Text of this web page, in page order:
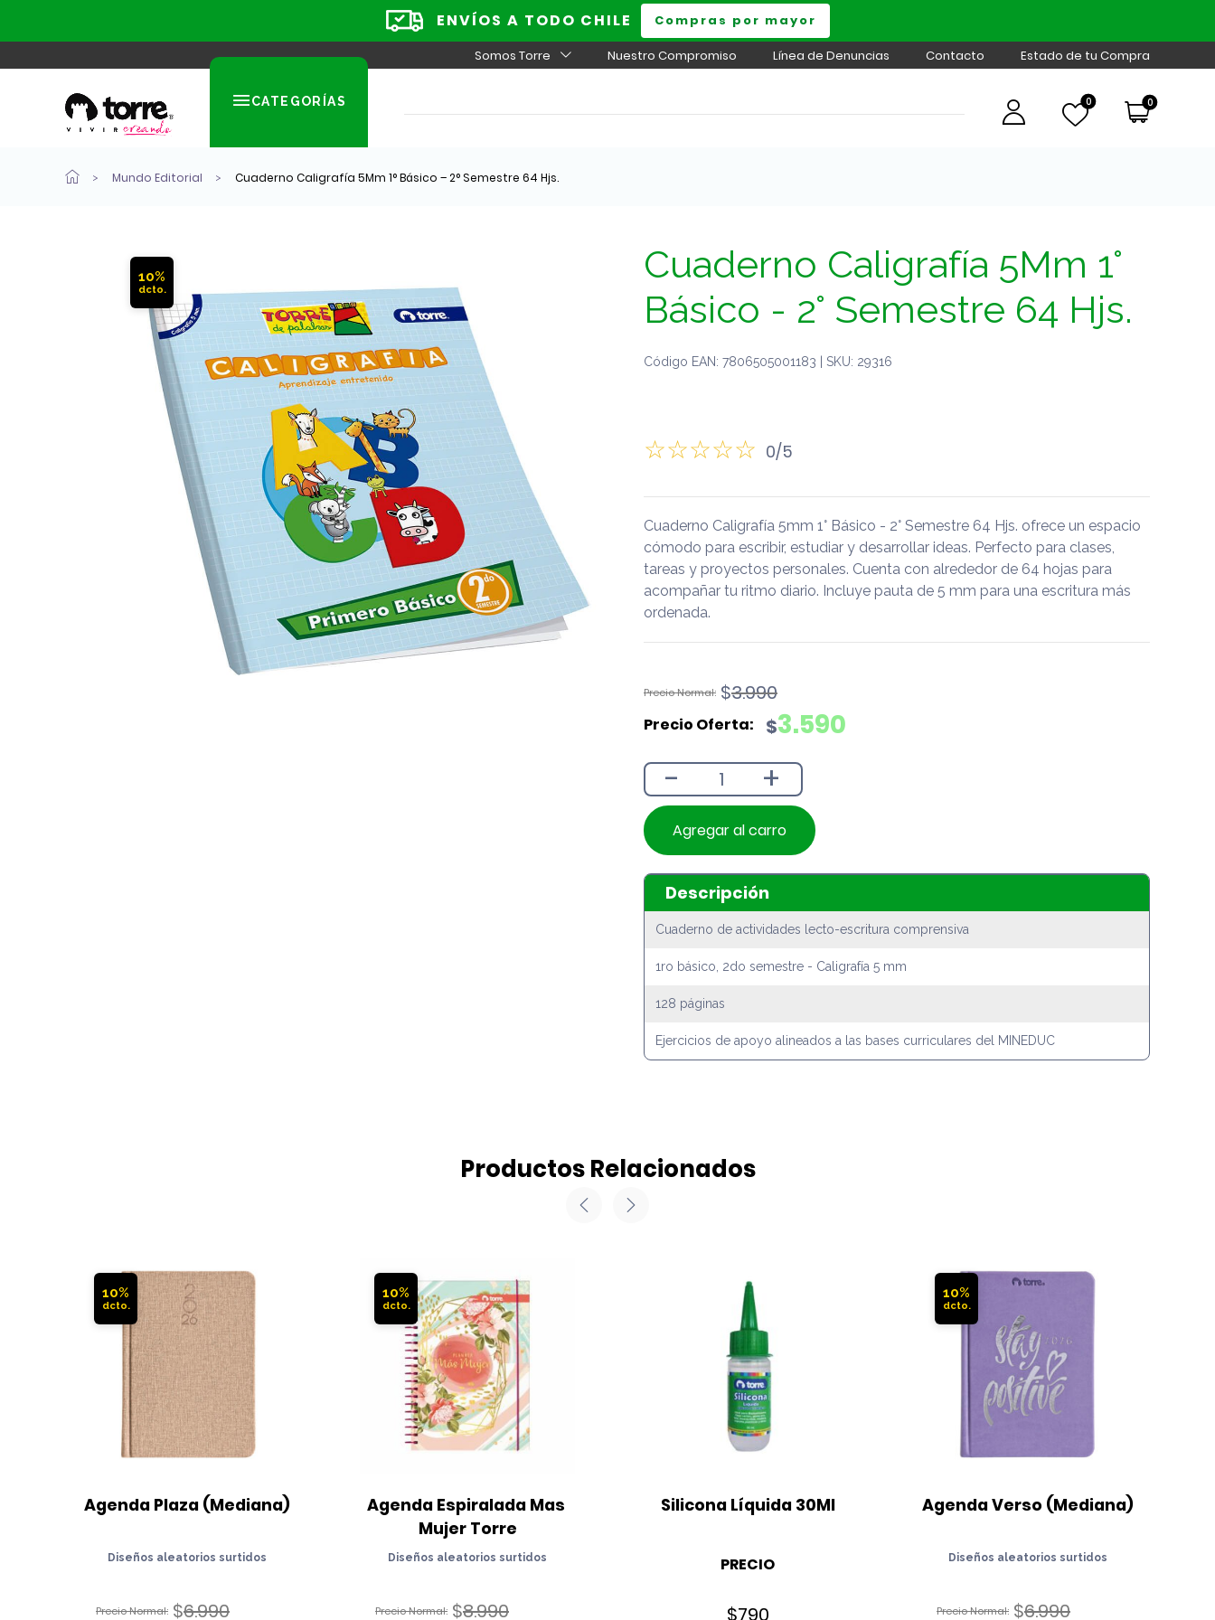
ENVÍOS A TODO CHILE Compras por mayor
Somos Torre Nuestro Compromiso Línea de Denuncias Contacto Estado de tu Compra
CATEGORÍAS 0 0
Mundo Editorial Cuaderno Caligrafía 5Mm 1° Básico – 2° Semestre 64 Hjs.
10%
Cuaderno Caligrafía 5Mm 1°
Básico - 2° Semestre 64 Hjs.
Código EAN: 7806505001183 | SKU: 29316
0/5
Cuaderno Caligrafía 5mm 1° Básico - 2° Semestre 64 Hjs. ofrece un espacio
cómodo para escribir, estudiar y desarrollar ideas. Perfecto para clases,
tareas y proyectos personales. Cuenta con alrededor de 64 hojas para
acompañar tu ritmo diario. Incluye pauta de 5 mm para una escritura más
ordenada.
$3.990
El
original
$3.990.
$3.590
El
actual
$3.590.
- +
Agregar al carro
Descripción
Cuaderno de actividades lecto-escritura comprensiva
1ro básico, 2do semestre - Caligrafía 5 mm
128 páginas
Ejercicios de apoyo alineados a las bases curriculares del MINEDUC
Productos Relacionados
10%
Agenda Plaza (Mediana)
Diseños aleatorios surtidos
$6.990
10%
Agenda Espiralada Mas
Mujer Torre
Diseños aleatorios surtidos
$8.990
Silicona Líquida 30Ml
PRECIO
$790
10%
Agenda Verso (Mediana)
Diseños aleatorios surtidos
$6.990